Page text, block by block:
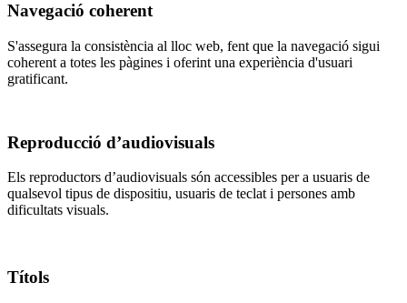
Navegació coherent
S'assegura la consistència al lloc web, fent que la navegació sigui
coherent a totes les pàgines i oferint una experiència d'usuari
gratificant.
Reproducció d’audiovisuals
Els reproductors d’audiovisuals són accessibles per a usuaris de
qualsevol tipus de dispositiu, usuaris de teclat i persones amb
dificultats visuals.
Títols